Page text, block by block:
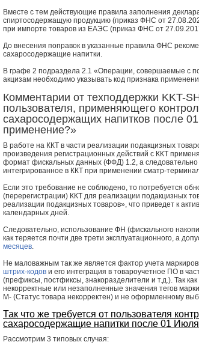
Вместе с тем действующие правила заполнения
спиртосодержащую продукцию (приказ ФНС от
при импорте товаров из ЕАЭС (приказ ФНС от
До внесения поправок в указанные правила ФНС
сахаросодержащие напитки.
В графе 2 подраздела 2.1 «Операции, совершаемые с
акцизам необходимо указывать код признака
Комментарии от техподдержки KKT-
пользователя, применяющего
сахаросодержащих напитков после
применение?»
В работе на ККТ в части реализации подакцизных
произведения регистрационных действий с ККТ
формат фискальных данных (ФФД) 1.2, а
интегрированное в ККТ при применении сматр-
Если это требование не соблюдено, то потребуется
(перерегистрации) ККТ для реализации подакцизных
реализации подакцизных товаров», что приведет к
календарных дней.
Следовательно, использование ФН (фискального
как теряется почти две трети эксплуатационного, а
месяцев.
Не маловажным так же является фактор учета
штрих-кодов и его интеграция в товароучетное ПО в
(префиксы, постфиксы, знакоразделители и т.д.). Так
некорректные или незаполненные значения тегов
М- (Статус товара некорректен) и не оформленному
Так что же требуется от пользователя
сахаросодержащие напитки после 01
Рассмотрим 3 типовых случая: